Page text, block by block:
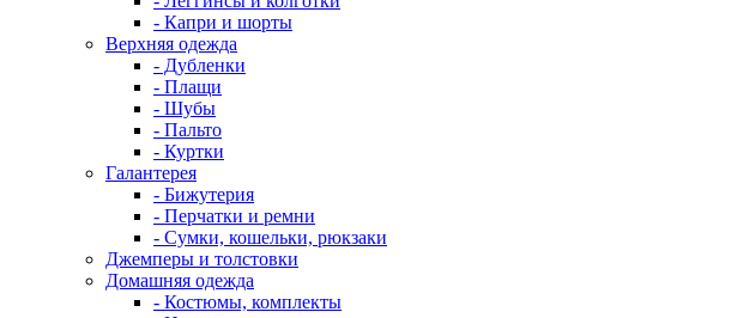
- Капри и шорты
Верхняя одежда
- Дубленки
- Плащи
- Шубы
- Пальто
- Куртки
Галантерея
- Бижутерия
- Перчатки и ремни
- Сумки, кошельки, рюкзаки
Джемперы и толстовки
Домашняя одежда
- Костюмы, комплекты